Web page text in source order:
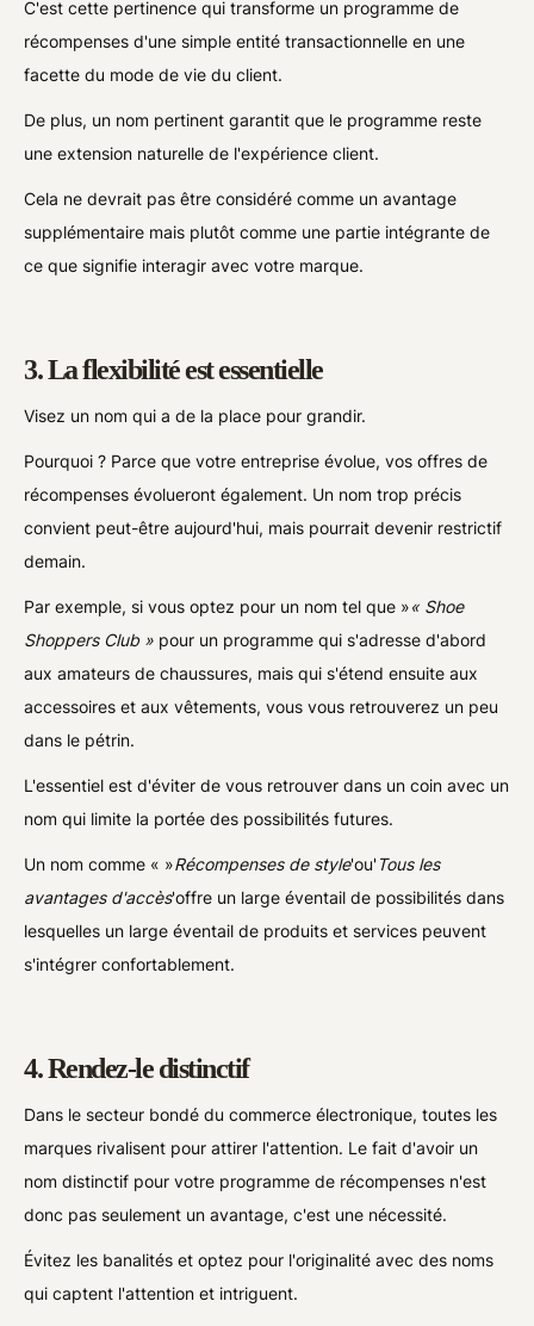
C'est cette pertinence qui transforme un programme de
récompenses d'une simple entité transactionnelle en une
facette du mode de vie du client.
De plus, un nom pertinent garantit que le programme reste
une extension naturelle de l'expérience client.
Cela ne devrait pas être considéré comme un avantage
supplémentaire mais plutôt comme une partie intégrante de
ce que signifie interagir avec votre marque.
3. La flexibilité est essentielle
Visez un nom qui a de la place pour grandir.
Pourquoi ? Parce que votre entreprise évolue, vos offres de
récompenses évolueront également. Un nom trop précis
convient peut-être aujourd'hui, mais pourrait devenir restrictif
demain.
Par exemple, si vous optez pour un nom tel que »« Shoe
Shoppers Club » pour un programme qui s'adresse d'abord
aux amateurs de chaussures, mais qui s'étend ensuite aux
accessoires et aux vêtements, vous vous retrouverez un peu
dans le pétrin.
L'essentiel est d'éviter de vous retrouver dans un coin avec un
nom qui limite la portée des possibilités futures.
Un nom comme « »Récompenses de style'ou' Tous les
avantages d'accès'offre un large éventail de possibilités dans
lesquelles un large éventail de produits et services peuvent
s'intégrer confortablement.
4. Rendez-le distinctif
Dans le secteur bondé du commerce électronique, toutes les
marques rivalisent pour attirer l'attention. Le fait d'avoir un
nom distinctif pour votre programme de récompenses n'est
donc pas seulement un avantage, c'est une nécessité.
Évitez les banalités et optez pour l'originalité avec des noms
qui captent l'attention et intriguent.